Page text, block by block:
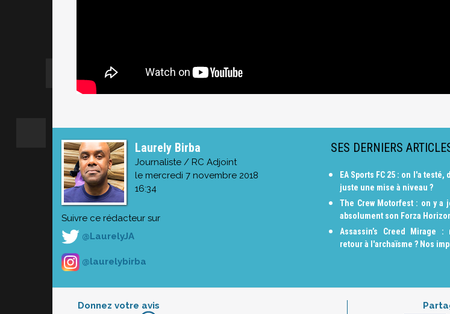
Laurely Birba
Journaliste / RC Adjoint
le mercredi 7 novembre 2018
16:34
Suivre ce rédacteur sur
@LaurelyJA
@laurelybirba
SES DERNIERS
EA Sports FC 25 : on l'a
juste une mise à niveau ?
The Crew Motorfest : on y a
absolument son Forza
Assassin’s Creed Mirage
retour à l'archaïsme ? Nos
Donnez votre avis